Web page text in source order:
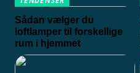
Sådan vælger du
loftlamper til forskellige
rum i hjemmet